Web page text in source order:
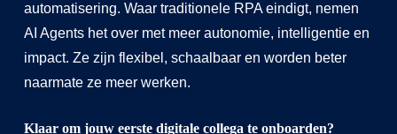
automatisering. Waar traditionele RPA eindigt, nemen
AI Agents het over met meer autonomie, intelligentie en
impact. Ze zijn flexibel, schaalbaar en worden beter
naarmate ze meer werken.
Klaar om jouw eerste digitale collega te onboarden?